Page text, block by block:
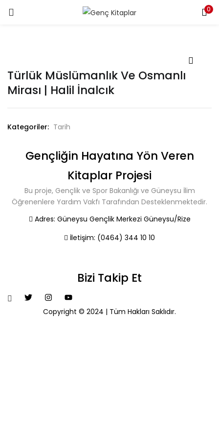
0
Türlük Müslümanlık Ve Osmanlı
Mirası | Halil İnalcık
Kategoriler: Tarih
Gençliğin Hayatına Yön Veren
Kitaplar Projesi
Bu proje, Gençlik ve Spor Bakanlığı ve Güneysu İlim
Öğrenenlere Yardım Vakfı Tarafından Desteklenmektedir.
Adres: Güneysu Gençlik Merkezi Güneysu/Rize
İletişim: (0464) 344 10 10
Bizi Takip Et
Copyright © 2024 | Tüm Hakları Saklıdır.
Lost password?